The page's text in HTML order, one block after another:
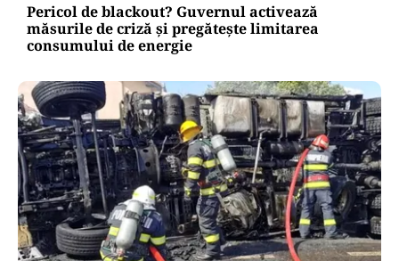
Pericol de blackout? Guvernul activează
măsurile de criză și pregătește limitarea
consumului de energie